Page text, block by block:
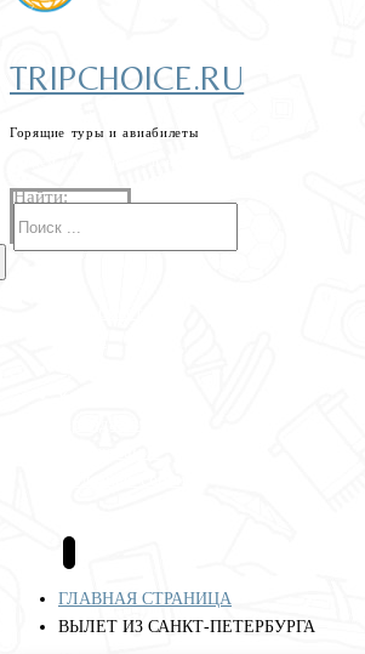
TRIPCHOICE.RU
Горящие туры и авиабилеты
Найти:
ГЛАВНАЯ СТРАНИЦА
ВЫЛЕТ ИЗ САНКТ-ПЕТЕРБУРГА